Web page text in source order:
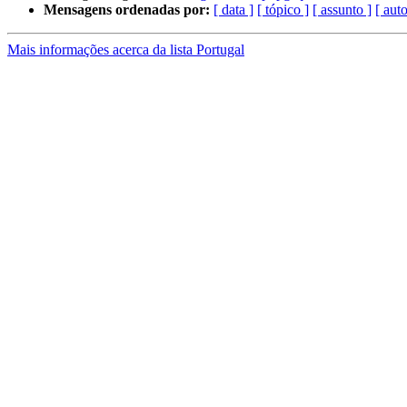
Mensagens ordenadas por: [ data ] [ tópico ] [ assunto ] [
Mais informações acerca da lista Portugal